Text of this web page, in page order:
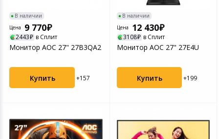
В наличии
Цена
9 770
2443 в Сплит
Монитор AOC 27" 27B3QA2
Купить +157
В наличии
Цена
12 430
3108 в Сплит
Монитор AOC 27" 27E4U
Купить +199